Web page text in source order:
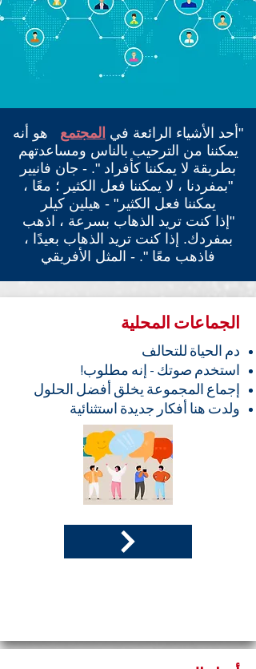
"أحد الأشياء الرائعة في المجتمع
هو أنه
يمكننا من الترحيب بالناس ومساعدتهم
بطريقة لا يمكننا كأفراد ". - جان فانيير
"بمفردنا ، لا يمكننا فعل الكثير ؛ معًا ،
يمكننا فعل الكثير" - هيلين كيلر
"إذا كنت تريد الذهاب بسرعة ، اذهب
بمفردك. إذا كنت تريد الذهاب بعيدًا ،
فاذهب معًا ". - المثل الأفريقي
الجماعات المحلية
دم الحياة للتحالف
استخدم صوتك - إنه مطلوب!
إجماع المجموعة يخلق أفضل الحلول
ولدت هنا أفكار جديدة استثنائية